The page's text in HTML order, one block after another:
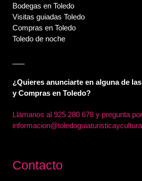
Bodegas en Toledo
Visitas guiadas Toledo
Compras en Toledo
Toledo de noche
¿Quieres anunciarte en alguna de
y Compras en Toledo?
Llámanos al925 280 678 y pregunta
Contacto